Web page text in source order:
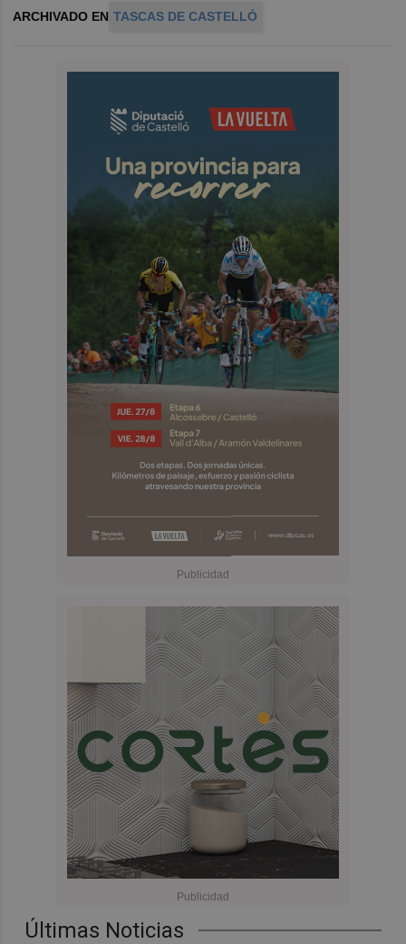
Últimas Noticias
ARCHIVADO EN TASCAS DE CASTELLÓ